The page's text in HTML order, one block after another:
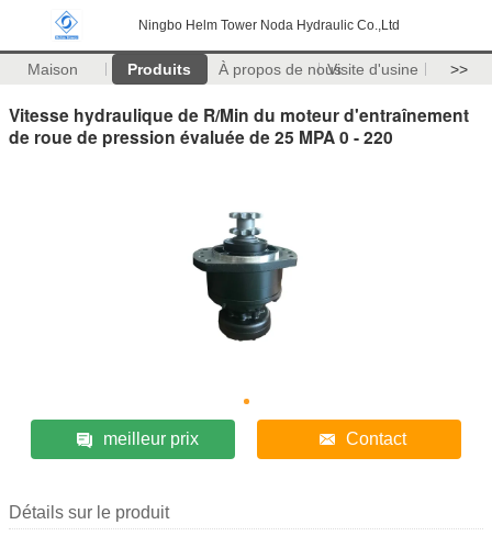
Ningbo Helm Tower Noda Hydraulic Co.,Ltd
Maison Produits À propos de nousVisite d'usine >>
Vitesse hydraulique de R/Min du moteur d'entraînement
de roue de pression évaluée de 25 MPA 0 - 220
meilleur prix Contact
Détails sur le produit